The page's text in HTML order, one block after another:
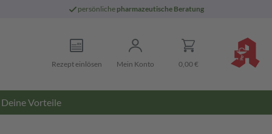
persönliche pharmazeutische Beratung
Rezept einlösen Mein Konto 0,00 €
Deine Vorteile